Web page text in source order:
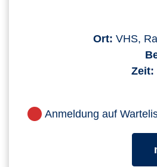
Ort: VHS,
Zeit:
Anmeldung auf